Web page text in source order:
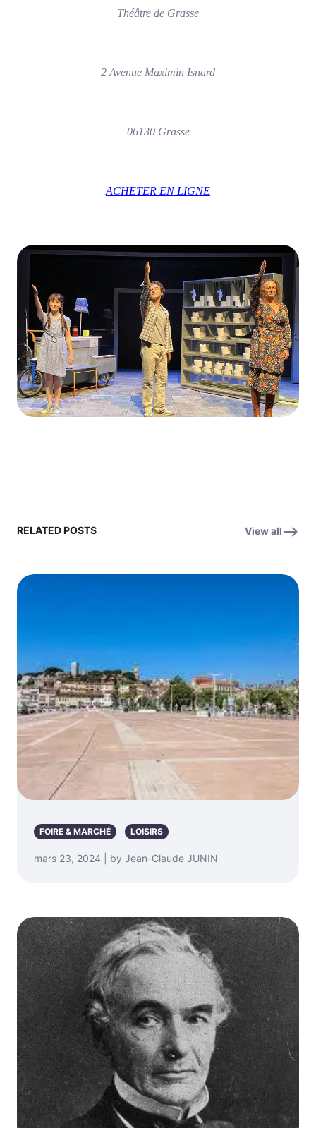
Théâtre de Grasse
2 Avenue Maximin Isnard
06130 Grasse
ACHETER EN LIGNE
RELATED POSTS View all
FOIRE & MARCHÉ LOISIRS
mars 23, 2024 | by Jean-Claude JUNIN